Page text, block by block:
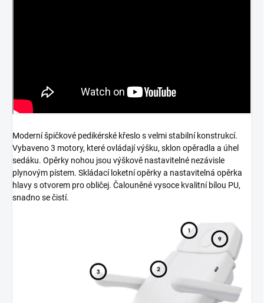
Moderní špičkové pedikérské křeslo s velmi stabilní konstrukcí.
Vybaveno 3 motory, které ovládají výšku, sklon opěradla a úhel
sedáku. Opěrky nohou jsou výškově nastavitelné nezávisle
plynovým pístem. Skládací loketní opěrky a nastavitelná opěrka
hlavy s otvorem pro obličej. Čalouněné vysoce kvalitní bílou PU,
snadno se čistí.